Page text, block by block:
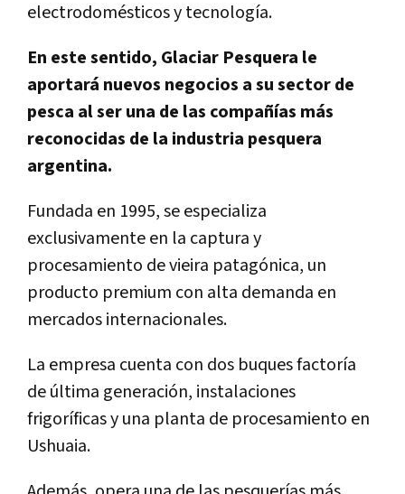
electrodomésticos y tecnología.
En este sentido, Glaciar Pesquera le
aportará nuevos negocios a su sector de
pesca al ser una de las compañías más
reconocidas de la industria pesquera
argentina.
Fundada en 1995, se especializa
exclusivamente en la captura y
procesamiento de vieira patagónica, un
producto premium con alta demanda en
mercados internacionales.
La empresa cuenta con dos buques factoría
de última generación, instalaciones
frigoríficas y una planta de procesamiento en
Ushuaia.